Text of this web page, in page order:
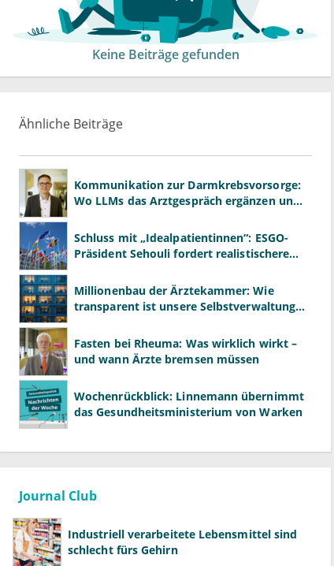
Keine Beiträge gefunden
Ähnliche Beiträge
Kommunikation zur Darmkrebsvorsorge:
Wo LLMs das Arztgespräch ergänzen und
Schluss mit „Idealpatientinnen“: ESGO-
Präsident Sehouli fordert realistischere
Millionenbau der Ärztekammer: Wie
transparent ist unsere Selbstverwaltung
Fasten bei Rheuma: Was wirklich wirkt –
und wann Ärzte bremsen müssen
Wochenrückblick: Linnemann übernimmt
das Gesundheitsministerium von Warken
Journal Club
Industriell verarbeitete Lebensmittel sind
schlecht fürs Gehirn